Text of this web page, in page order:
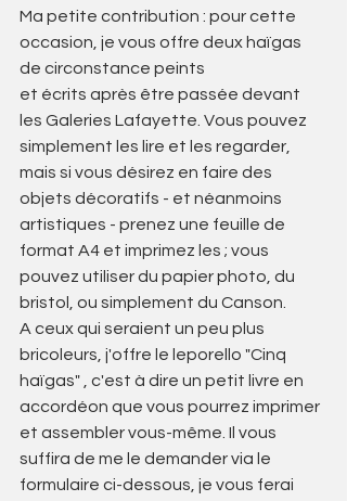
Ma petite contribution : pour cette
occasion, je vous offre deux haïgas
de circonstance peints
et écrits après être passée devant
les Galeries Lafayette. Vous pouvez
simplement les lire et les regarder,
mais si vous désirez en faire des
objets décoratifs - et néanmoins
artistiques - prenez une feuille de
format A4 et imprimez les ; vous
pouvez utiliser du papier photo, du
bristol, ou simplement du Canson.
A ceux qui seraient un peu plus
bricoleurs, j'offre le leporello "Cinq
haïgas" , c'est à dire un petit livre en
accordéon que vous pourrez imprimer
et assembler vous-même. Il vous
suffira de me le demander via le
formulaire ci-dessous, je vous ferai